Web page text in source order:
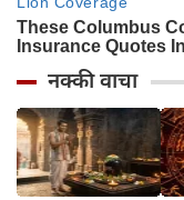
नक्की वाचा